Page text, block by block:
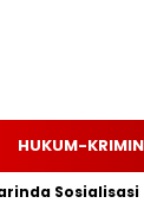
HUKUM-